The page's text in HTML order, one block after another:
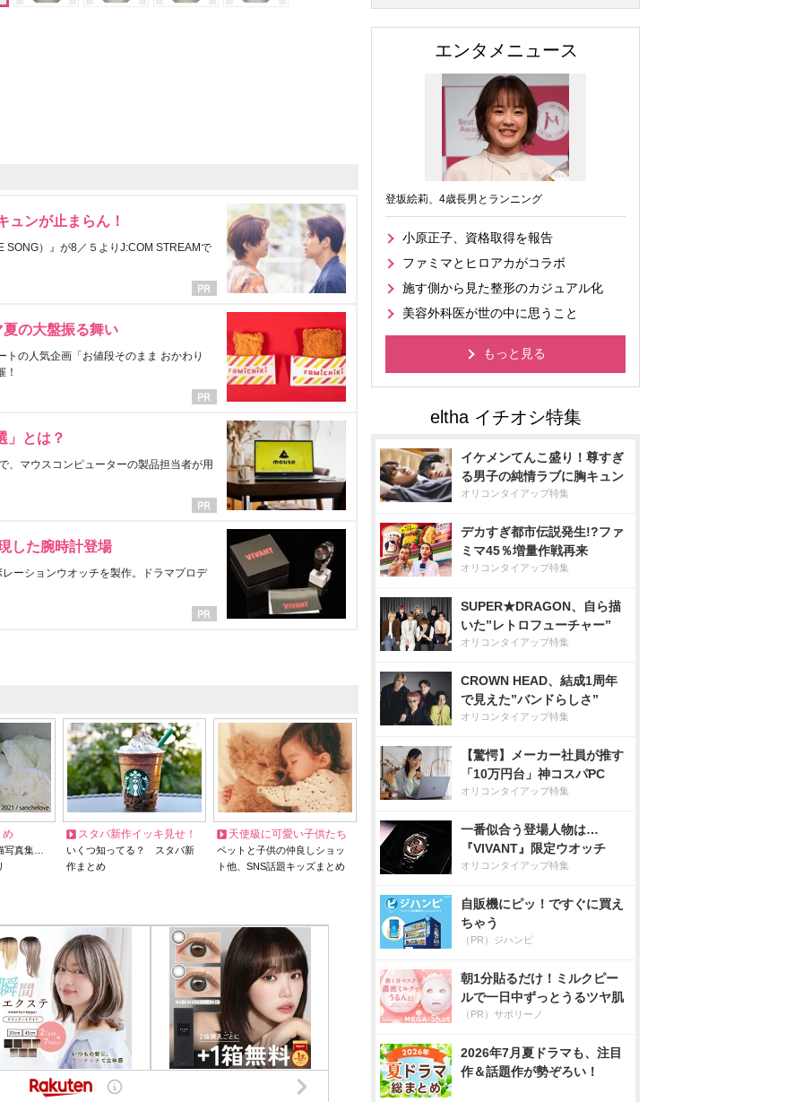
ュンが止まらん！
SONG）』が8／５よりJ:COM STREAMで
の大盤振る舞い
の人気企画「お値段そのまま おかわり
！
」とは？
、マウスコンピューターの製品担当者が用
した腕時計登場
ーションウオッチを製作。ドラマプロデ
め
写真集…
スタバ新作イッキ見せ！
いくつ知ってる？ スタバ新
作まとめ
天使級に可愛い子供たち
ペットと子供の仲良しショッ
ト他、SNS話題キッズまとめ
エンタメニュース
登坂絵莉、4歳長男とランニング
小原正子、資格取得を報告
ファミマとヒロアカがコラボ
施す側から見た整形のカジュアル化
美容外科医が世の中に思うこと
もっと見る
イケメンてんこ盛り！尊すぎ
る男子の純情ラブに胸キュン
オリコンタイアップ特集
デカすぎ都市伝説発生!?ファ
ミマ45％増量作戦再来
オリコンタイアップ特集
SUPER★DRAGON、自ら描
いた”レトロフューチャー”
オリコンタイアップ特集
CROWN HEAD、結成1周年
で見えた”バンドらしさ”
オリコンタイアップ特集
【驚愕】メーカー社員が推す
「10万円台」神コスパPC
オリコンタイアップ特集
一番似合う登場人物は…
『VIVANT』限定ウオッチ
オリコンタイアップ特集
自販機にピッ！ですぐに買え
ちゃう
（PR）ジハンピ
朝1分貼るだけ！ミルクピー
ルで一日中ずっとうるツヤ肌
（PR）サボリーノ
2026年7月夏ドラマも、注目
作＆話題作が勢ぞろい！